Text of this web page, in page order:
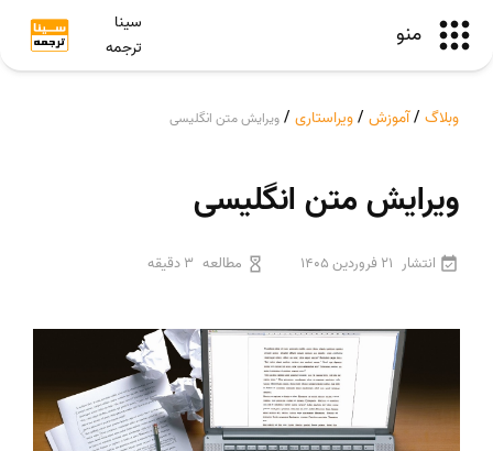
منو
سینا
ترجمه
وبلاگ /آموزش /ویراستاری / ویرایش متن انگلیسی
ویرایش متن انگلیسی
انتشار 21 فروردین 1405 مطالعه 3 دقیقه